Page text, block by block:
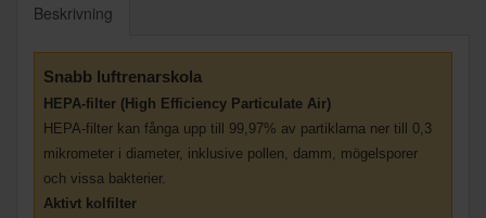
Beskrivning
Snabb luftrenarskola
HEPA-filter (High Efficiency Particulate Air)
HEPA-filter kan fånga upp till 99,97% av partiklarna ner till 0,3
mikrometer i diameter, inklusive pollen, damm, mögelsporer
och vissa bakterier.
Aktivt kolfilter